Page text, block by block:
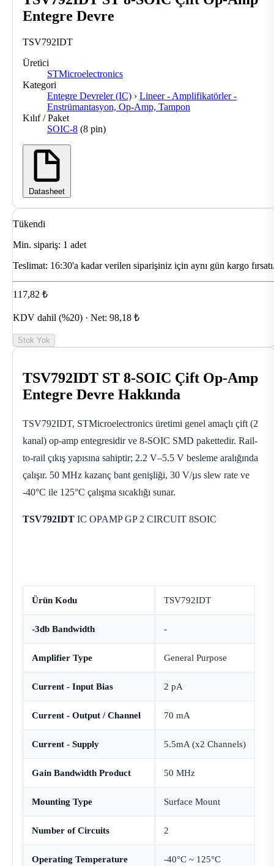
Entegre Devre
TSV792IDT
Üretici
STMicroelectronics
Kategori
Entegre Devreler (IC) › Lineer - Amplifikatörler -
Enstrümantasyon, Op-Amp, Tampon
Kılıf / Paket
SOIC-8 (8 pin)
Datasheet
Tükendi
Min. sipariş: 1 adet
Teslimat: 16:30'a kadar verilen siparişiniz için aynı gün kargo
117,82 ₺
KDV dahil (%20) · Net: 98,18 ₺
Stok Yok
TSV792IDT ST 8-SOIC Çift Op-Amp
Entegre Devre Hakkında
TSV792IDT, STMicroelectronics üretimi genel amaçlı çift (2
kanal) op-amp entegresidir ve 8-SOIC SMD pakettedir. Rail-
to-rail çıkış yapısına sahiptir; 2.2 V–5.5 V besleme aralığında
çalışır. 50 MHz kazanç bant genişliği, 30 V/µs slew rate ve
-40°C ile 125°C çalışma sıcaklığı sunar.
TSV792IDT IC OPAMP GP 2 CIRCUIT 8SOIC
Ürün Kodu TSV792IDT
-3db Bandwidth -
Amplifier Type General Purpose
Current - Input Bias 2 pA
Current - Output / Channel 70 mA
Current - Supply 5.5mA (x2 Channels)
Gain Bandwidth Product 50 MHz
Mounting Type Surface Mount
Number of Circuits 2
Operating Temperature -40°C ~ 125°C